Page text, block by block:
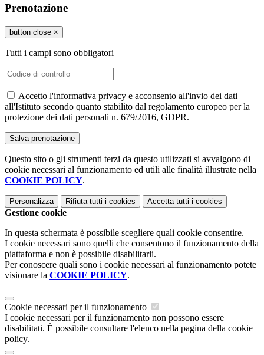
Prenotazione
button close ×
Tutti i campi sono obbligatori
Accetto l'informativa privacy e acconsento all'invio dei dati
all'Istituto secondo quanto stabilito dal regolamento europeo per la
protezione dei dati personali n. 679/2016, GDPR.
Questo sito o gli strumenti terzi da questo utilizzati si avvalgono di
cookie necessari al funzionamento ed utili alle finalità illustrate nella
COOKIE POLICY.
Personalizza Rifiuta tutti i cookies Accetta tutti i cookies
Gestione cookie
In questa schermata è possibile scegliere quali cookie consentire.
I cookie necessari sono quelli che consentono il funzionamento della
piattaforma e non è possibile disabilitarli.
Per conoscere quali sono i cookie necessari al funzionamento potete
visionare la COOKIE POLICY.
Cookie necessari per il funzionamento
I cookie necessari per il funzionamento non possono essere
disabilitati. È possibile consultare l'elenco nella pagina della cookie
policy.